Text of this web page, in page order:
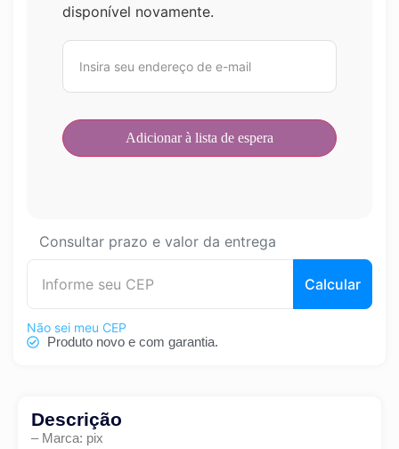
disponível novamente.
Consultar prazo e valor da entrega
Calcular
Não sei meu CEP
Produto novo e com garantia.
Descrição
– Marca: pix